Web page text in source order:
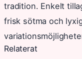
tradition. Enkelt
frisk sötma och
Relaterat